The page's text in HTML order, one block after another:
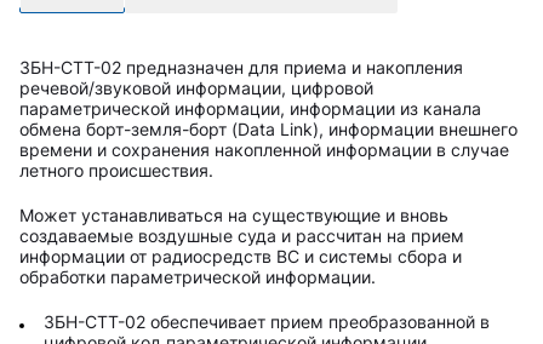
ЗБН-СТТ-02 предназначен для приема и накопления
речевой/звуковой информации, цифровой
параметрической информации, информации из канала
обмена борт-земля-борт (Data Link), информации внешнего
времени и сохранения накопленной информации в случае
летного происшествия.
Может устанавливаться на существующие и вновь
создаваемые воздушные суда и рассчитан на прием
информации от радиосредств ВС и системы сбора и
обработки параметрической информации.
ЗБН-СТТ-02 обеспечивает прием преобразованной в